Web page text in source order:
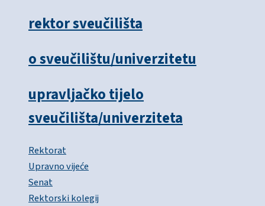
rektor sveučilišta
o sveučilištu/univerzitetu
upravljačko tijelo
sveučilišta/univerziteta
Rektorat
Upravno vijeće
Senat
Rektorski kolegij